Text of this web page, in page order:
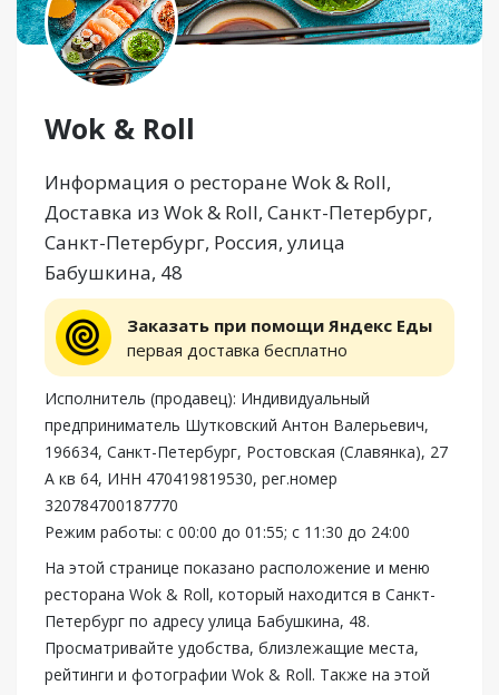
Wok & Roll
Информация о ресторане Wok & Roll,
Доставка из Wok & Roll, Санкт-Петербург,
Санкт-Петербург, Россия, улица
Бабушкина, 48
Заказать при помощи Яндекс Еды
первая доставка бесплатно
Исполнитель (продавец): Индивидуальный
предприниматель Шутковский Антон Валерьевич,
196634, Санкт-Петербург, Ростовская (Славянка), 27
А кв 64, ИНН 470419819530, рег.номер
320784700187770
Режим работы: с 00:00 до 01:55; с 11:30 до 24:00
На этой странице показано расположение и меню
ресторана Wok & Roll, который находится в Санкт-
Петербург по адресу улица Бабушкина, 48.
Просматривайте удобства, близлежащие места,
рейтинги и фотографии Wok & Roll. Также на этой